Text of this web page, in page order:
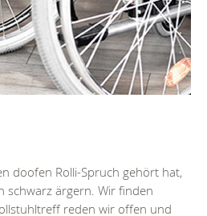
doofen Rolli-Spruch gehört hat,
schwarz ärgern. Wir finden
reden wir offen und